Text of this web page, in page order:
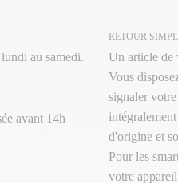
au samedi.
avant 14h
RETOUR
Un article de
Vous
signaler
d'origine et
Pour les
votre